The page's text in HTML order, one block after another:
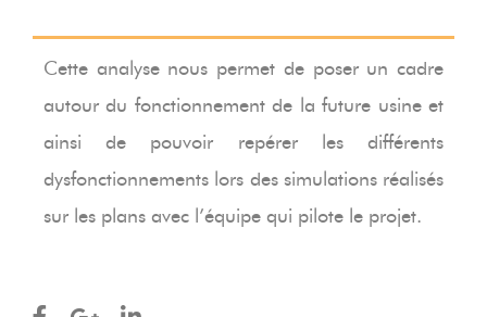
Cette analyse nous permet de poser un cadre
autour du fonctionnement de la future usine et
ainsi de pouvoir repérer les différents
dysfonctionnements lors des simulations réalisés
sur les plans avec l’équipe qui pilote le projet.